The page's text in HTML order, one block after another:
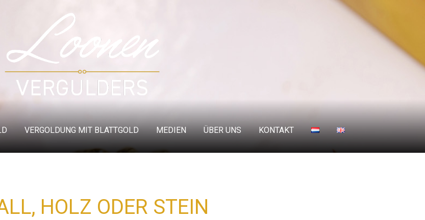
VERGOLDUNG MIT BLATTGOLD MEDIEN ÜBER UNS KONTAKT
HOLZ ODER STEIN